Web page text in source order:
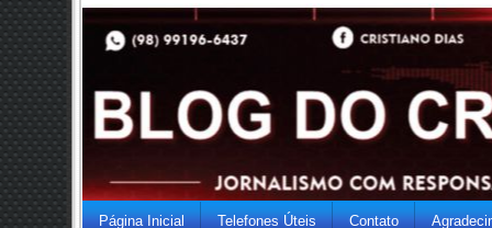
Página Inicial Telefones Úteis Contato